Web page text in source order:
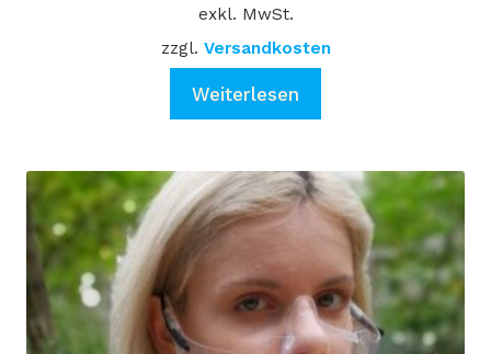
war:
€ 17,90
ist:
€ 12,49.
exkl. MwSt.
zzgl. Versandkosten
Weiterlesen